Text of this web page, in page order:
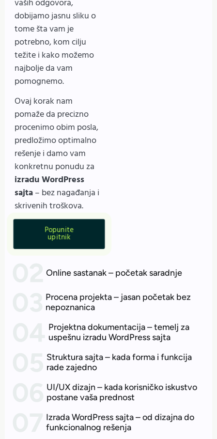
vaših odgovora,
dobijamo jasnu sliku o
tome šta vam je
potrebno, kom cilju
težite i kako možemo
najbolje da vam
pomognemo.
Ovaj korak nam
pomaže da precizno
procenimo obim posla,
predložimo optimalno
rešenje i damo vam
konkretnu ponudu za
izradu WordPress
sajta– bez nagađanja i
skrivenih troškova.
Popunite
upitnik
Online sastanak – početak saradnje
Procena projekta – jasan početak bez
nepoznanica
Projektna dokumentacija – temelj za
uspešnu izradu WordPress sajta
Struktura sajta – kada forma i funkcija
rade zajedno
UI/UX dizajn – kada korisničko iskustvo
postane vaša prednost
Izrada WordPress sajta – od dizajna do
funkcionalnog rešenja